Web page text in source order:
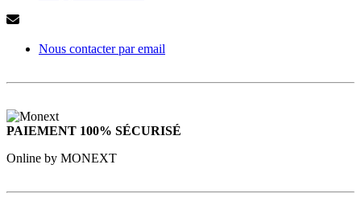
Nous contacter par email
PAIEMENT 100% SÉCURISÉ
Online by MONEXT